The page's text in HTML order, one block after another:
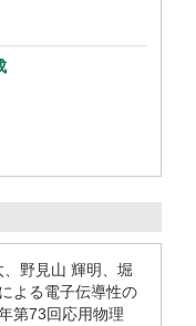
野見山 輝明、堀
よる電子伝導性の
第73回応用物理